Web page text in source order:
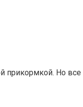
прикормкой. Но